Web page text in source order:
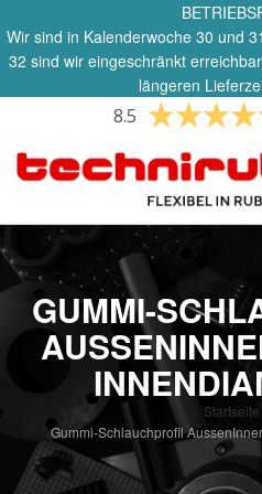
Wir sind in Kalenderwoche 30 und
32 sind wir eingeschränkt
längeren
8.5
GUMMI-
Startseite
Gummi-Schlauchprofil